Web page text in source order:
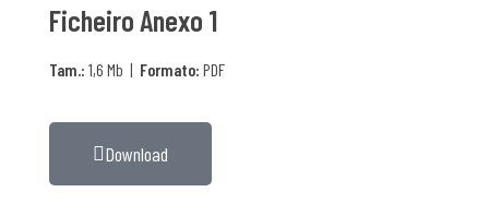
Ficheiro Anexo 1
Tam.: 1,6 Mb | Formato: PDF
Download